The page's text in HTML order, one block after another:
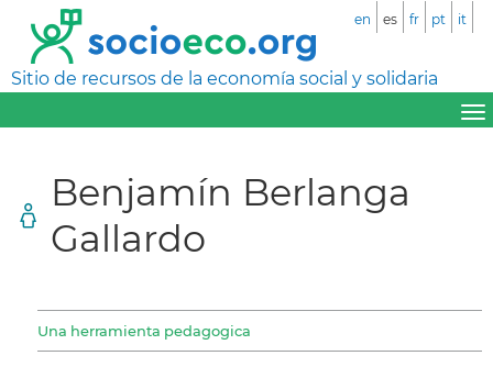
Sitio de recursos de la economía social y solidaria
en es fr pt it
Benjamín Berlanga
Gallardo
Una herramienta pedagogica